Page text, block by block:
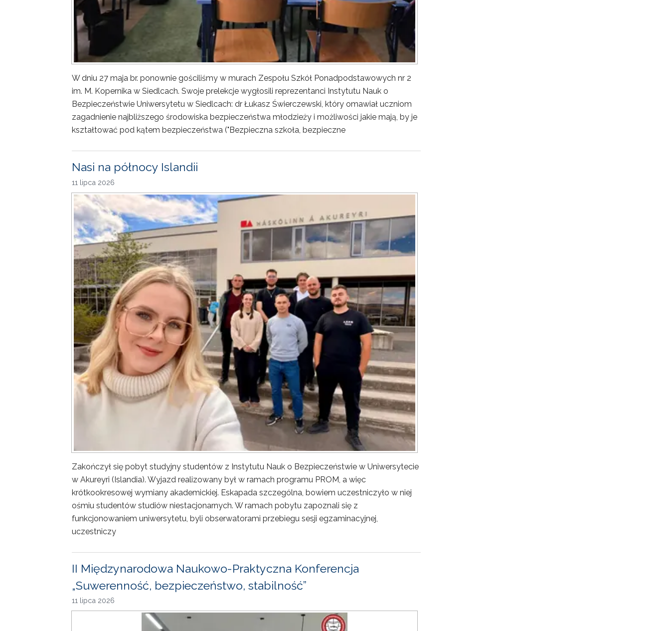
W dniu 27 maja br. ponownie gościliśmy w murach Zespołu Szkół Ponadpodstawowych nr 2
im. M. Kopernika w Siedlcach. Swoje prelekcje wygłosili reprezentanci Instytutu Nauk o
Bezpieczeństwie Uniwersytetu w Siedlcach: dr Łukasz Świerczewski, który omawiał uczniom
zagadnienie najbliższego środowiska bezpieczeństwa młodzieży i możliwości jakie mają, by je
kształtować pod kątem bezpieczeństwa ("Bezpieczna szkoła, bezpieczne
Nasi na północy Islandii
11 lipca 2026
Zakończył się pobyt studyjny studentów z Instytutu Nauk o Bezpieczeństwie w Uniwersytecie
w Akureyri (Islandia). Wyjazd realizowany był w ramach programu PROM, a więc
krótkookresowej wymiany akademickiej. Eskapada szczególna, bowiem uczestniczyło w niej
ośmiu studentów studiów niestacjonarnych. W ramach pobytu zapoznali się z
funkcjonowaniem uniwersytetu, byli obserwatorami przebiegu sesji egzaminacyjnej,
uczestniczy
II Międzynarodowa Naukowo-Praktyczna Konferencja
„Suwerenność, bezpieczeństwo, stabilność”
11 lipca 2026